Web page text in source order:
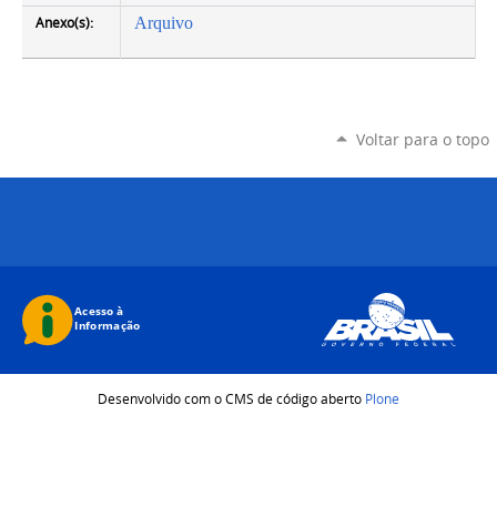
Anexo(s):
Arquivo
Voltar para o topo
Desenvolvido com o CMS de código aberto Plone